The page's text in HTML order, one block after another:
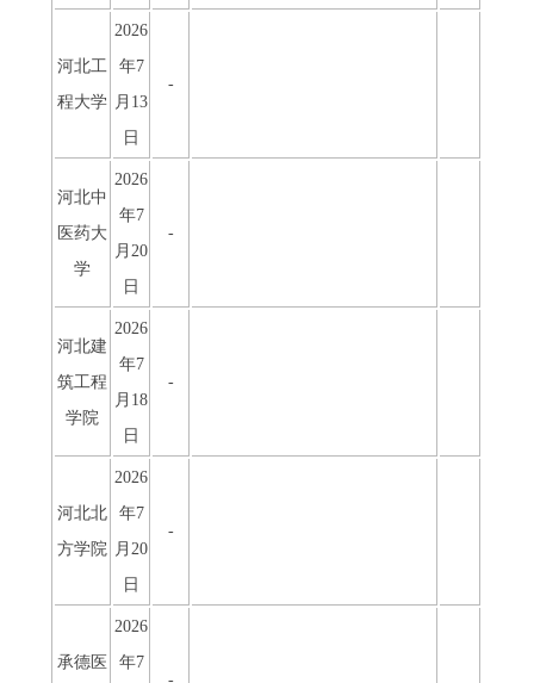
河北工
程大学
2026
年7
月13
日
-
河北中
医药大
学
2026
年7
月20
日
-
河北建
筑工程
学院
2026
年7
月18
日
-
河北北
方学院
2026
年7
月20
日
-
承德医
2026
年7